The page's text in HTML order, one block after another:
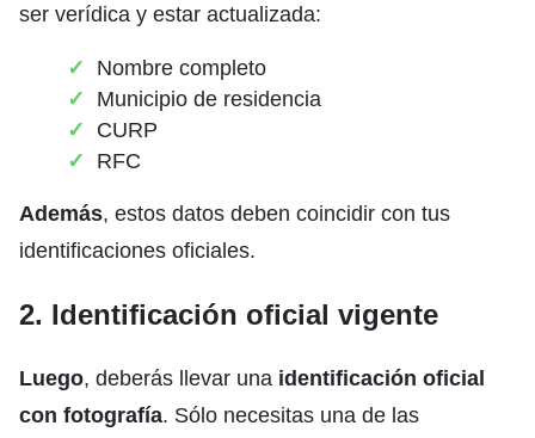
ser verídica y estar actualizada:
Nombre completo
Municipio de residencia
CURP
RFC
Además, estos datos deben coincidir con tus
identificaciones oficiales.
2. Identificación oficial vigente
Luego, deberás llevar una identificación oficial
con fotografía. Sólo necesitas una de las